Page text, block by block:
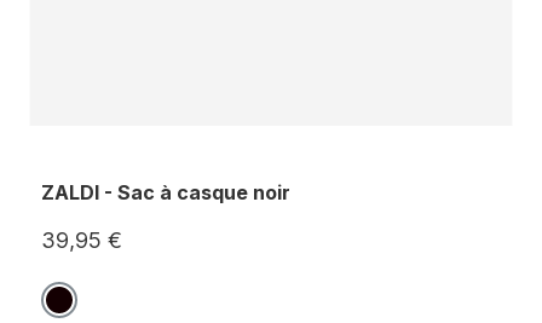
ZALDI - Sac à casque noir
39,95 €